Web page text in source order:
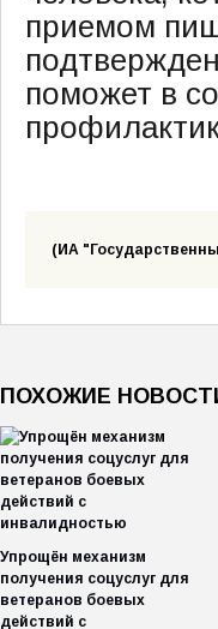
приемом
поможет в
(ИА
ПОХОЖИЕ
Упрощён механизм
получения соцуслуг для
ветеранов боевых
действий с